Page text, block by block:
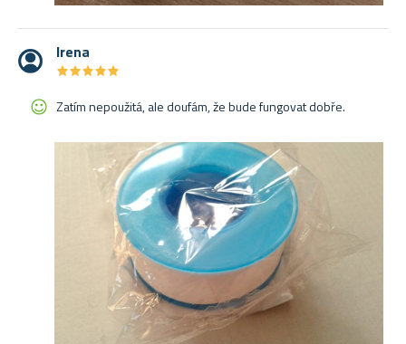
Irena
★★★★★
★★★★★
Zatím nepoužitá, ale doufám, že bude fungovat dobře.